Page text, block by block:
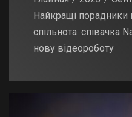
Найкращі
спільнота: співачка
нову відеороботу